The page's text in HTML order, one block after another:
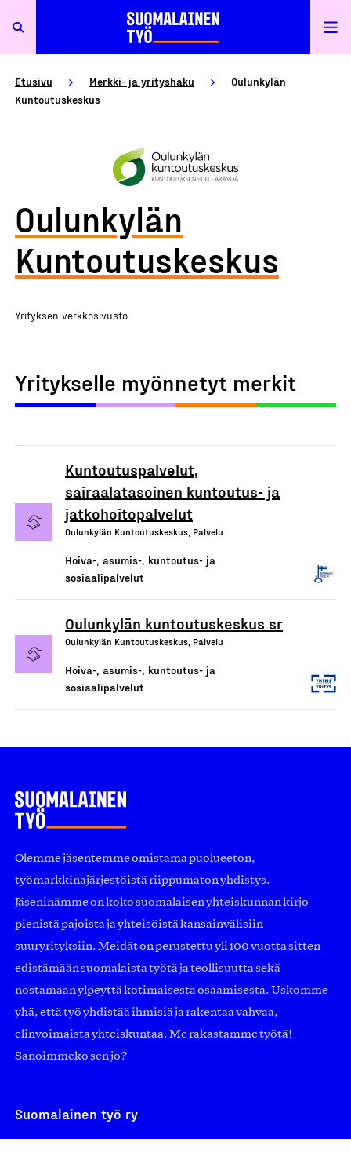
Etusivu Merkki- ja yrityshaku
Oulunkylän
Kuntoutuskeskus
Oulunkylän
Kuntoutuskeskus
Yrityksen verkkosivusto
Yritykselle myönnetyt merkit
Kuntoutuspalvelut,
sairaalatasoinen kuntoutus- ja
jatkohoitopalvelut
Oulunkylän Kuntoutuskeskus, Palvelu
Hoiva-, asumis-, kuntoutus- ja
sosiaalipalvelut
Oulunkylän kuntoutuskeskus sr
Oulunkylän Kuntoutuskeskus, Palvelu
Hoiva-, asumis-, kuntoutus- ja
sosiaalipalvelut
Olemme jäsentemme omistama puolueeton,
työmarkkinajärjestöistä riippumaton yhdistys.
Jäseninämme on koko suomalaisen yhteiskunnan kirjo
pienistä pajoista ja yhteisöistä kansainvälisiin
suuryrityksiin. Meidät on perustettu yli 100 vuotta sitten
edistämään suomalaista työtä ja teollisuutta sekä
nostamaan ylpeyttä kotimaisesta osaamisesta. Uskomme
yhä, että työ yhdistää ihmisiä ja rakentaa vahvaa,
elinvoimaista yhteiskuntaa. Me rakastamme työtä!
Sanoimmeko sen jo?
Suomalainen työ ry